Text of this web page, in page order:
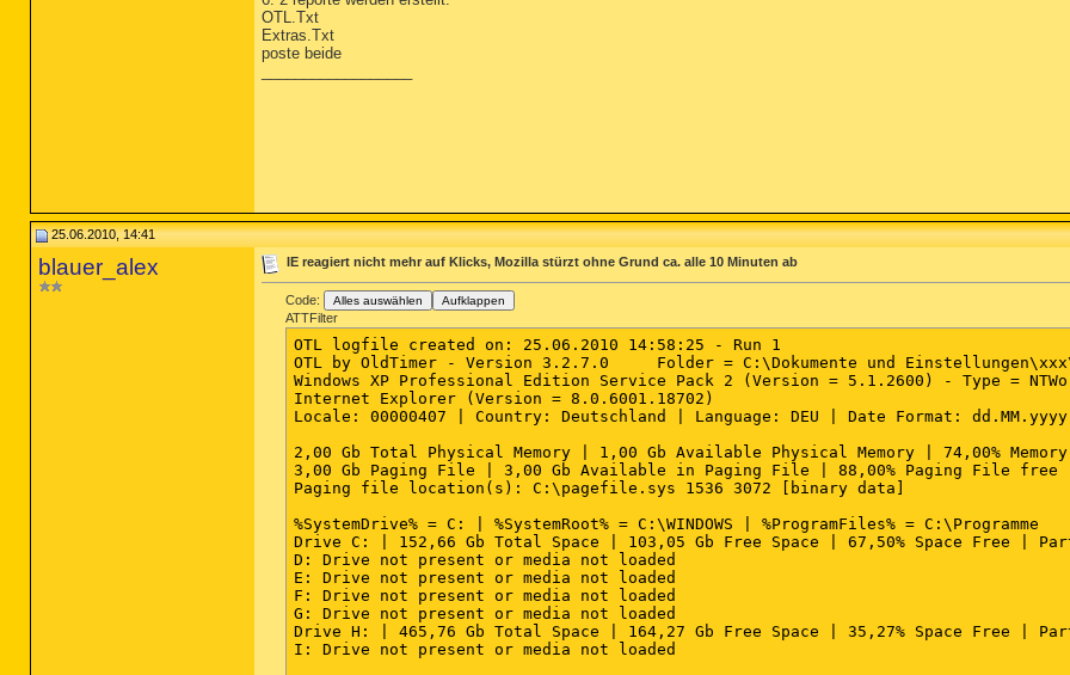
O23 - Service: Microsoft security update service (msupdate) - Unknown owner -
O23 - Service: Nero BackItUp Scheduler 4.0 - Nero AG - C:\Programme\Gemeinsame
O23 - Service: NVIDIA Display Driver Service (NVSvc) - NVIDIA Corporation -
OTL.Txt
Extras.Txt
poste beide
25.06.2010, 14:41
blauer_alex IE reagiert nicht mehr auf Klicks, Mozilla stürzt ohne Grund ca. alle 10 Minuten ab
Code: Alles auswählen Aufklappen
ATTFilter
OTL logfile created on: 25.06.2010 14:58:25 - Run 1
OTL by OldTimer - Version 3.2.7.0     Folder = C:\Dokumente und
Windows XP Professional Edition Service Pack 2 (Version = 5.1.2600) - Type =
Internet Explorer (Version = 8.0.6001.18702)
Locale: 00000407 | Country: Deutschland | Language: DEU | Date Format: dd.MM.yyyy
2,00 Gb Total Physical Memory | 1,00 Gb Available Physical Memory | 74,00%
3,00 Gb Paging File | 3,00 Gb Available in Paging File | 88,00% Paging File free
Paging file location(s): C:\pagefile.sys 1536 3072 [binary data]
%SystemDrive% = C: | %SystemRoot% = C:\WINDOWS | %ProgramFiles% = C:\Programme
Drive C: | 152,66 Gb Total Space | 103,05 Gb Free Space | 67,50% Space Free |
D: Drive not present or media not loaded
E: Drive not present or media not loaded
F: Drive not present or media not loaded
G: Drive not present or media not loaded
Drive H: | 465,76 Gb Total Space | 164,27 Gb Free Space | 35,27% Space Free |
I: Drive not present or media not loaded